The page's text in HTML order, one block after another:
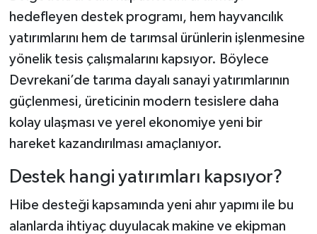
hedefleyen destek programı, hem hayvancılık
yatırımlarını hem de tarımsal ürünlerin işlenmesine
yönelik tesis çalışmalarını kapsıyor. Böylece
Devrekani’de tarıma dayalı sanayi yatırımlarının
güçlenmesi, üreticinin modern tesislere daha
kolay ulaşması ve yerel ekonomiye yeni bir
hareket kazandırılması amaçlanıyor.
Destek hangi yatırımları kapsıyor?
Hibe desteği kapsamında yeni ahır yapımı ile bu
alanlarda ihtiyaç duyulacak makine ve ekipman
Taşköprü Haberleri
Karadeniz Haberleri
Ulusal Haberler
Teknoloji Haberleri
Siyaset Haberleri